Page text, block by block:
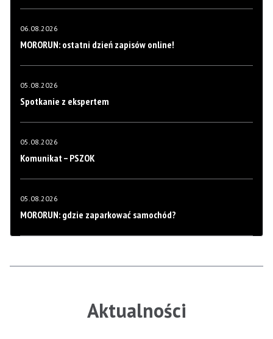
06.08.2026
MORORUN: ostatni dzień zapisów online!
05.08.2026
Spotkanie z ekspertem
05.08.2026
Komunikat – PSZOK
05.08.2026
MORORUN: gdzie zaparkować samochód?
Aktualności